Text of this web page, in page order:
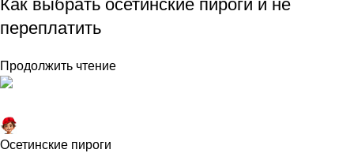
Как выбрать осетинские пироги и не
переплатить
Продолжить чтение
Осетинские пироги